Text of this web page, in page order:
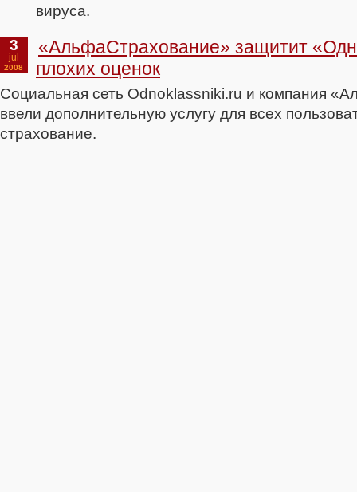
вируса.
3
jul
2008
«АльфаСтрахование» защитит
плохих оценок
Социальная сеть Odnoklassniki.ru и компания
ввели дополнительную услугу для всех
страхование.